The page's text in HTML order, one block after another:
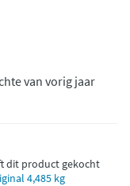
van vorig jaar
dit product gekocht
4,485 kg